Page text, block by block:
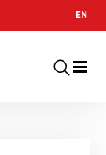
EN